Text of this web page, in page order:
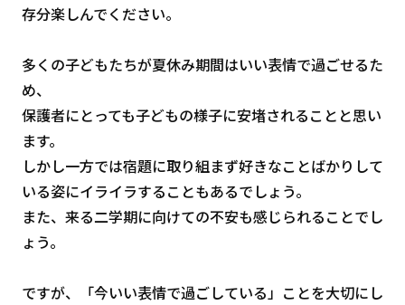
存分楽しんでください。
多くの子どもたちが夏休み期間はいい表情で過ごせるた
め、
保護者にとっても子どもの様子に安堵されることと思い
ます。
しかし一方では宿題に取り組まず好きなことばかりして
いる姿にイライラすることもあるでしょう。
また、来る二学期に向けての不安も感じられることでし
ょう。
ですが、「今いい表情で過ごしている」ことを大切にし